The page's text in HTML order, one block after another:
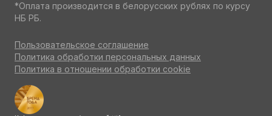
*Оплата производится в белорусских рублях по курсу
НБ РБ.
Пользовательское соглашение
Политика обработки персональных данных
Политика в отношении обработки cookie